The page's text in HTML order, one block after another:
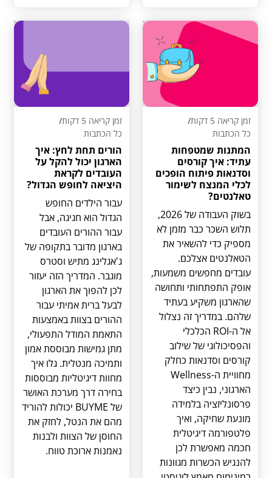
זמן קריאה 5 דקות
/
כל הכתבות
המתנות שמטפחות
עתיד: איך קורסים
וסדנאות פיתוח הופכים
לכלי המנצח לשימור
טאלנטים?
בשוק העבודה של 2026,
תלוש השכר כבר מזמן לא
מספיק כדי להשאיר את
הטאלנטים אצלכם.
עובדים מחפשים משמעות,
אופק התפתחותי ותחושה
שהארגון משקיע בעתיד
שלהם. במדריך זה נצלול
אל ה-ROI הכלכלי
והפסיכולוגי של שילוב
קורסים וסדנאות כחלק
מחוויית ה-Wellness
הארגוני, נבין כיצד
פרסונליזציה בלמידה
מונעת שחיקה, ואיך
פלטפורמה דיגיטלית
חכמה מאפשרת לכן
להנגיש הכשרות מגוונות
זמן קריאה 5 דקות
/
כל הכתבות
הורים תחת לחץ: איך
הארגון יכול להקל על
העובדים לקראת
היציאה לחופש הגדול?
עבור הילדים החופש
הגדול הוא חגיגה, אבל
עבור ההורים העובדים
בארגון מדובר בתקופה של
ג'אגלינג מתיש וסטרס
מוגבר. המדריך הזה יעזור
לכן להפוך את הארגון
לבעל ברית אמיתי עבור
ההורים בצוות באמצעות
התאמת המודל התפעולי,
מתן גמישות מבוססת אמון
ותמיכה מנטלית. גלו איך
מחוות דיגיטליות מבוססות
בחירה דרך מערכת האושר
של BUYME יכולות להוריד
מהם את הנטל, לחזק את
החוסן של הצוות ולבנות
נאמנות ארוכת טווח.